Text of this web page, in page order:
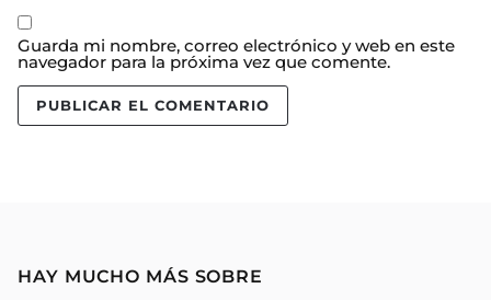
Guarda mi nombre, correo electrónico y web en este
navegador para la próxima vez que comente.
HAY MUCHO MÁS SOBRE